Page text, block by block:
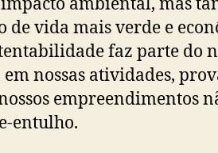
de vida mais verde e
faz parte do
nossas atividades,
empreendimentos
entulho.